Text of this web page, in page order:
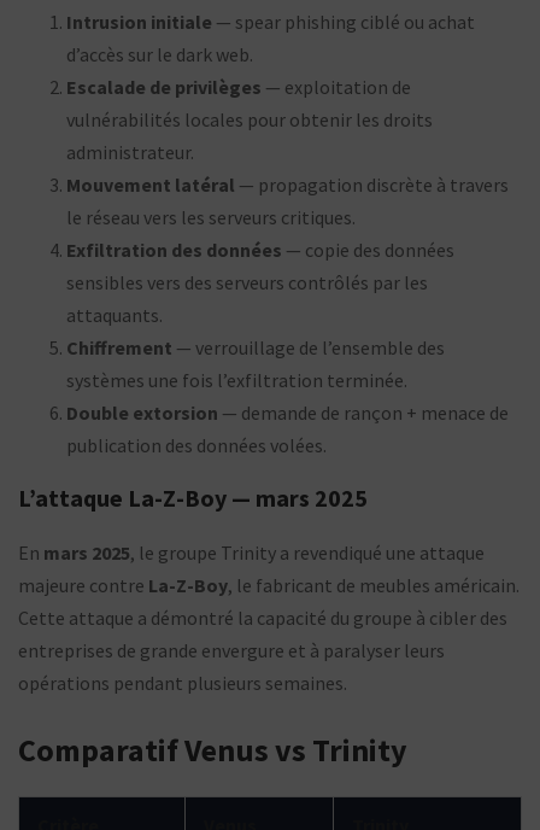
Intrusion initiale — spear phishing ciblé ou achat
d’accès sur le dark web.
Escalade de privilèges — exploitation de
vulnérabilités locales pour obtenir les droits
administrateur.
Mouvement latéral — propagation discrète à travers
le réseau vers les serveurs critiques.
Exfiltration des données — copie des données
sensibles vers des serveurs contrôlés par les
attaquants.
Chiffrement — verrouillage de l’ensemble des
systèmes une fois l’exfiltration terminée.
Double extorsion — demande de rançon + menace de
publication des données volées.
L’attaque La-Z-Boy — mars 2025
En mars 2025, le groupe Trinity a revendiqué une attaque
majeure contre La-Z-Boy, le fabricant de meubles américain.
Cette attaque a démontré la capacité du groupe à cibler des
entreprises de grande envergure et à paralyser leurs
opérations pendant plusieurs semaines.
Comparatif Venus vs Trinity